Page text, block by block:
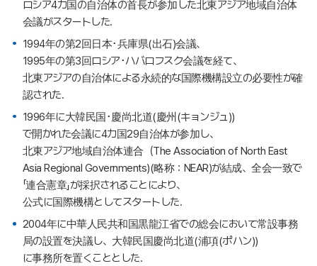
ロシア4カ国の自治体の首長が参加した北東アジア地域自治体
会議がスタートした.
1994年の第2回日本･兵庫県(出石)会議、
1995年の第3回ロシア･ハバロフスク会議を経て、
北東アジアの自治体による永続的な国際機構設立の必要性が確
認された.
1996年に大韓民国･慶尚北道(慶州(キョンジュ))
で開かれた会議に4カ国29自治体が参加し、
北東アジア地域自治体連合（The Association of North East
Asia Regional Governments)(略称：NEAR)が結成、全会一致で
「連合憲章」が採択されることにより、
公式に国際機構としてスタートした.
2004年に中華人民共和国黒龍江省での総会において常設事務
局の設置を決議し、大韓民国慶尚北道(浦項(ポハン))
に事務所を置くこととした.